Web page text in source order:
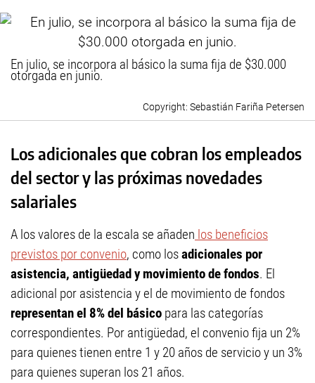
En julio, se incorpora al básico la suma fija de $30.000
otorgada en junio.
Sebastián Fariña Petersen
Los adicionales que cobran los empleados
del sector y las próximas novedades
salariales
A los valores de la escala se añaden los beneficios
previstos por convenio, como losadicionales por
asistencia, antigüedad y movimiento de fondos. El
adicional por asistencia y el de movimiento de fondos
representan el 8% del básico para las categorías
correspondientes. Por antigüedad, el convenio fija un 2%
para quienes tienen entre 1 y 20 años de servicio y un 3%
para quienes superan los 21 años.